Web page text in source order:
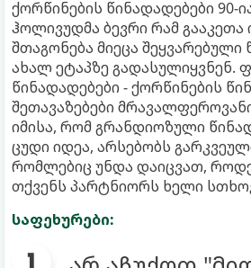
ქორწინების წინადადებები 90-
ჰოლივუდმა ბევრი რამ გააკეთა
შთაგონება მიეცა შეყვარებული
ახალ ეტაპზე გადასულიყვნენ.
წინადადებები - ქორწინების
შეთავაზებები
იმისა, რომ გრანდიოზული
ცუდი იდეა, არსებობს
რომლებიც უნდა დაიცვათ,
თქვენს პარტნიორს ხელი
საფეხურები: